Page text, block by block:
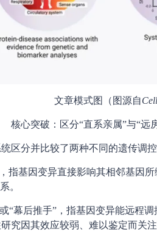
文章模式图（图源自Cell
核心突破：区分“直系亲属”与“远
区分并比较了两种不同的遗传调控
指基因变异直接影响其相邻基因
。
“幕后推手”，指基因变异能远程
究因其效应较弱、难以鉴定而关注